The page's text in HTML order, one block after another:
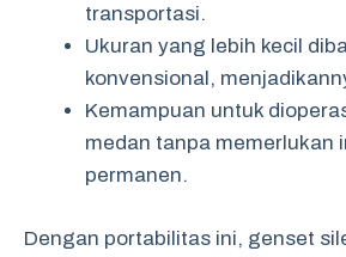
transportasi.
Ukuran yang lebih kecil
konvensional,
Kemampuan untuk
medan tanpa memerlukan
permanen.
Dengan portabilitas ini, genset